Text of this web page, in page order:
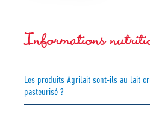
Informations
Les produits Agrilait sont-ils au lait
pasteurisé ?